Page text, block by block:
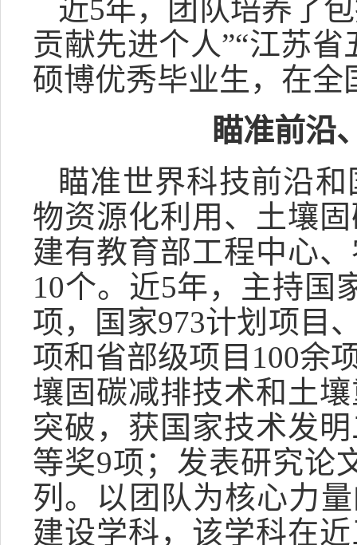
近5年，团队培养了
贡献先进个人”“江苏
硕博优秀毕业生，在
瞄准前沿
瞄准世界科技前沿
物资源化利用、土壤
建有教育部工程中心
10个。近5年，主持国
项，国家973计划项目
项和省部级项目100余
壤固碳减排技术和土
突破，获国家技术发
等奖9项；发表研究论
列。以团队为核心力
建设学科，该学科在